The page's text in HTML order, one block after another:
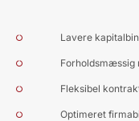
Lavere
Forholdsmæssig
Fleksibel
Optimeret